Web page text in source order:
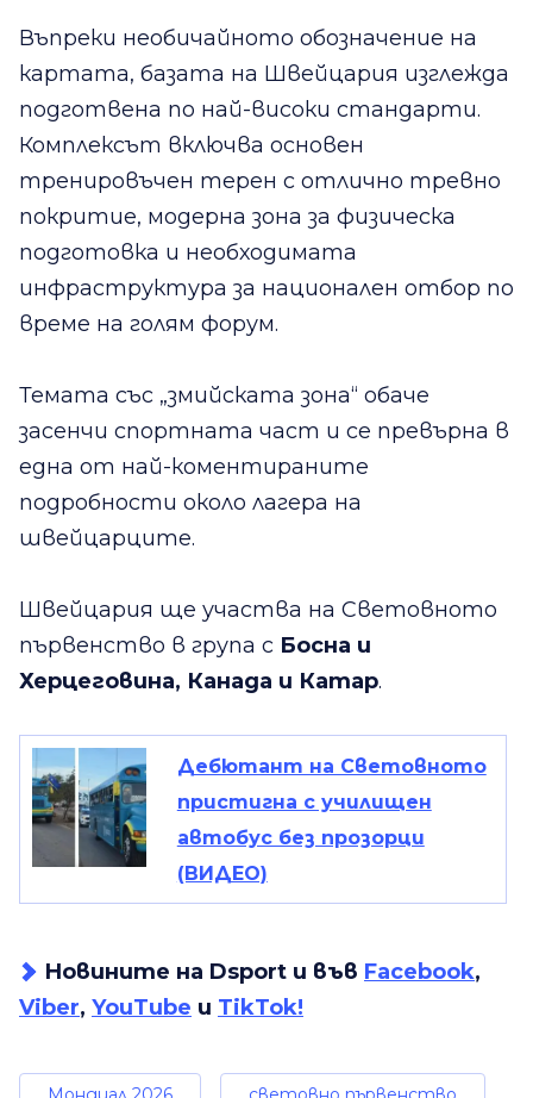
Въпреки необичайното обозначение на
картата, базата на Швейцария изглежда
подготвена по най-високи стандарти.
Комплексът включва основен
тренировъчен терен с отлично тревно
покритие, модерна зона за физическа
подготовка и необходимата
инфраструктура за национален отбор по
време на голям форум.
Темата със „змийската зона“ обаче
засенчи спортната част и се превърна в
една от най-коментираните
подробности около лагера на
швейцарците.
Швейцария ще участва на Световното
първенство в група с Босна и
Херцеговина, Канада и Катар.
Дебютант на Световното
пристигна с училищен
автобус без прозорци
(ВИДЕО)
Новините на Dsport и във Facebook,
Viber, YouTube и TikTok!